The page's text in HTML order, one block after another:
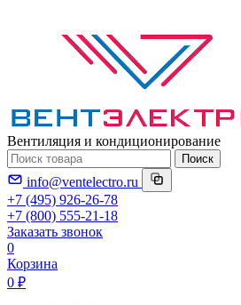
Вентиляция и кондиционирование
Поиск
info@ventelectro.ru
+7 (495) 926-26-78
+7 (800) 555-21-18
Заказать звонок
0
Корзина
0 ₽